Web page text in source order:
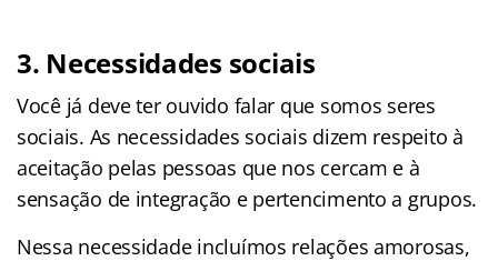
3. Necessidades sociais
Você já deve ter ouvido falar que somos seres
sociais. As necessidades sociais dizem respeito à
aceitação pelas pessoas que nos cercam e à
sensação de integração e pertencimento a grupos.
Nessa necessidade incluímos relações amorosas,